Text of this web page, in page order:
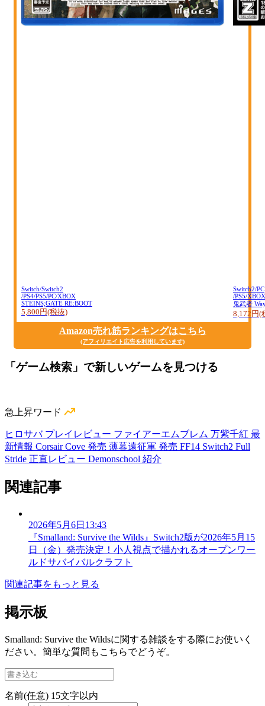
Switch/Switch2
/PS4/PS5/PC/XBOX
STEINS;GATE RE:BOOT
5,800円(税抜)
Switch2/PC
/PS5/XBOX
鬼武者
8,172円(
Amazon売れ筋ランキングはこちら
(アフィリエイト広告を利用しています)
「ゲーム検索」で新しいゲームを見つける
急上昇ワード
ヒロサバ プレイレビュー ファイアーエムブレム 万紫千紅 最
新情報 Corsair Cove 発売 薄暮遠征軍 発売 FF14 Switch2 Full
Stride 正直レビュー Demonschool 紹介
関連記事
2026年5月6日13:43
『Smalland: Survive the Wilds』Switch2版が2026年5月15
日（金）発売決定！小人視点で描かれるオープンワー
ルドサバイバルクラフト
関連記事をもっと見る
掲示板
Smalland: Survive the Wildsに関する雑談をする際にお使いく
ださい。簡単な質問もこちらでどうぞ。
名前(任意) 15文字以内